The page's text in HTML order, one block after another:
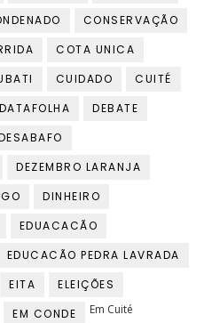
CONSERVAÇÃO
COTA UNICA
CUIDADO
CUITÉ
DATAFOLHA
DEBATE
DEZEMBRO LARANJA
DINHEIRO
EDUACACÃO
EDUCACÃO PEDRA LAVRADA
EITA
ELEIÇÕES
EM CONDE Em Cuité